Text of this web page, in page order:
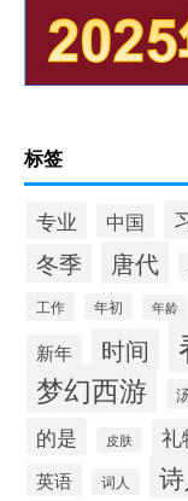
标签
专业 中国
冬季 唐代
工作 年初 年龄
新年 时间
梦幻西游
的是 皮肤 礼
英语 词人 诗